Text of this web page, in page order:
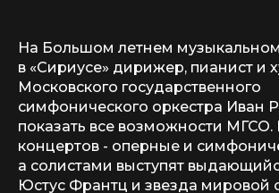
На Большом летнем
в «Сириусе» дирижер, пианист и
Московского государственного
симфонического оркестра Иван
показать все возможности
концертов - оперные и
а солистами выступят
Юстус Франтц и звезда мировой